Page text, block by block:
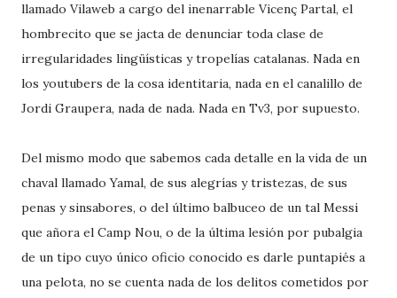
llamado Vilaweb a cargo del inenarrable Vicenç Partal, el
hombrecito que se jacta de denunciar toda clase de
irregularidades lingüísticas y tropelías catalanas. Nada en
los youtubers de la cosa identitaria, nada en el canalillo de
Jordi Graupera, nada de nada. Nada en Tv3, por supuesto.
Del mismo modo que sabemos cada detalle en la vida de un
chaval llamado Yamal, de sus alegrías y tristezas, de sus
penas y sinsabores, o del último balbuceo de un tal Messi
que añora el Camp Nou, o de la última lesión por pubalgia
de un tipo cuyo único oficio conocido es darle puntapiés a
una pelota, no se cuenta nada de los delitos cometidos por